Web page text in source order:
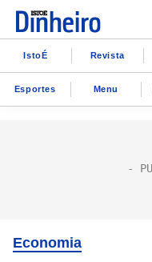
IstoÉ Revista
Esportes Menu
Economia